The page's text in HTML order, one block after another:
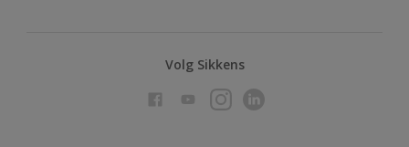
Volg Sikkens